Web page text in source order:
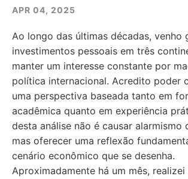
APR 04, 2025
Ao longo das últimas décadas, venho
investimentos pessoais em três
manter um interesse constante por
política internacional. Acredito poder
uma perspectiva baseada tanto em
acadêmica quanto em experiência
desta análise não é causar alarmismo
mas oferecer uma reflexão
cenário econômico que se desenha.
Aproximadamente há um mês,